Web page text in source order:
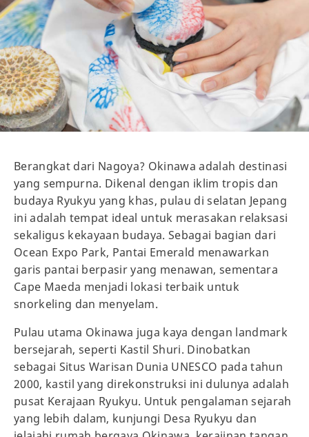
Berangkat dari Nagoya? Okinawa adalah destinasi
yang sempurna. Dikenal dengan iklim tropis dan
budaya Ryukyu yang khas, pulau di selatan Jepang
ini adalah tempat ideal untuk merasakan relaksasi
sekaligus kekayaan budaya. Sebagai bagian dari
Ocean Expo Park, Pantai Emerald menawarkan
garis pantai berpasir yang menawan, sementara
Cape Maeda menjadi lokasi terbaik untuk
snorkeling dan menyelam.
Pulau utama Okinawa juga kaya dengan landmark
bersejarah, seperti Kastil Shuri. Dinobatkan
sebagai Situs Warisan Dunia UNESCO pada tahun
2000, kastil yang direkonstruksi ini dulunya adalah
pusat Kerajaan Ryukyu. Untuk pengalaman sejarah
yang lebih dalam, kunjungi Desa Ryukyu dan